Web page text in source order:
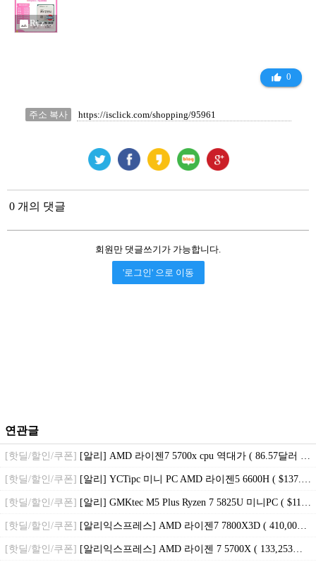
photoRyzen 5 5600_14656000.png
thumb_up_alt 0
주소 복사
0 개의 댓글
회원만 댓글쓰기가 가능합니다.
'로그인' 으로 이동
연관글
[핫딜/할인/쿠폰] [알리] AMD 라이젠7 5700x cpu 역대가 ( 86.57달러 / 무료배송 )
[핫딜/할인/쿠폰] [알리] YCTipc 미니 PC AMD 라이젠5 6600H ( $137.24 / 무료배송 )
[핫딜/할인/쿠폰] [알리] GMKtec M5 Plus Ryzen 7 5825U 미니PC ( $118.48 / 무료배송 )
[핫딜/할인/쿠폰] [알리익스프레스] AMD 라이젠7 7800X3D ( 410,009원 / 무료배송 )
[핫딜/할인/쿠폰] [알리익스프레스] AMD 라이젠 7 5700X ( 133,253원 / 무료배송 )